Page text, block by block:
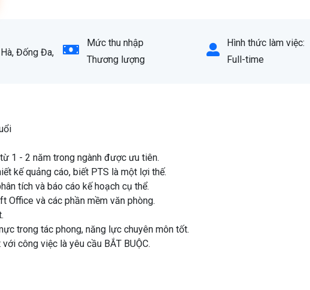
Đống Đa,
Mức thu nhập
Thương lượng
Hình thức làm việc:
Full-time
1 - 2 năm trong ngành được ưu tiên.
kế quảng cáo, biết PTS là một lợi thế.
tích và báo cáo kế hoạch cụ thể.
Office và các phần mềm văn phòng.
trong tác phong, năng lực chuyên môn tốt.
công việc là yêu cầu BẮT BUỘC.